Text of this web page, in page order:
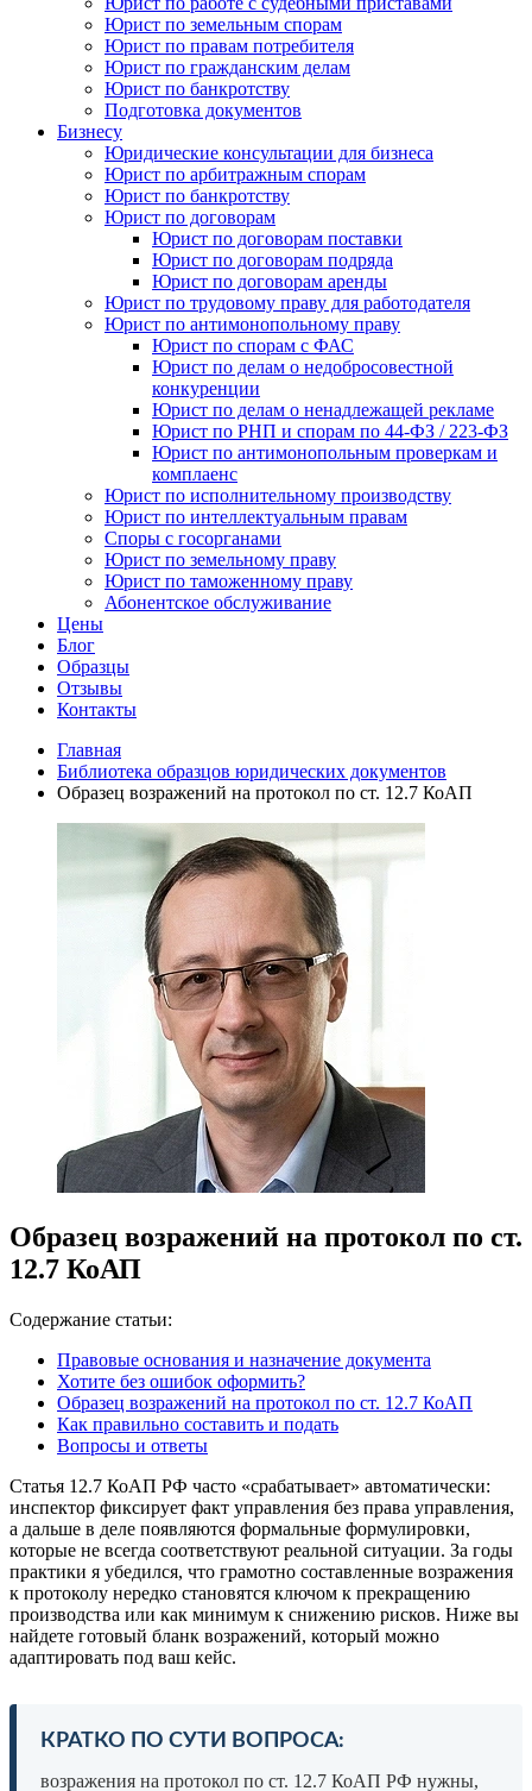
Юрист по земельным спорам
Юрист по правам потребителя
Юрист по гражданским делам
Юрист по банкротству
Подготовка документов
Бизнесу
Юридические консультации для бизнеса
Юрист по арбитражным спорам
Юрист по банкротству
Юрист по договорам
Юрист по договорам поставки
Юрист по договорам подряда
Юрист по договорам аренды
Юрист по трудовому праву для работодателя
Юрист по антимонопольному праву
Юрист по спорам с ФАС
Юрист по делам о недобросовестной
конкуренции
Юрист по делам о ненадлежащей рекламе
Юрист по РНП и спорам по 44-ФЗ / 223-ФЗ
Юрист по антимонопольным проверкам и
комплаенс
Юрист по исполнительному производству
Юрист по интеллектуальным правам
Споры с госорганами
Юрист по земельному праву
Юрист по таможенному праву
Абонентское обслуживание
Цены
Блог
Образцы
Отзывы
Контакты
Главная
Библиотека образцов юридических документов
Образец возражений на протокол по ст. 12.7 КоАП
Образец возражений на протокол по ст.
12.7 КоАП
Содержание статьи:
Правовые основания и назначение документа
Хотите без ошибок оформить?
Образец возражений на протокол по ст. 12.7 КоАП
Как правильно составить и подать
Вопросы и ответы
Статья 12.7 КоАП РФ часто «срабатывает» автоматически:
инспектор фиксирует факт управления без права управления,
а дальше в деле появляются формальные формулировки,
которые не всегда соответствуют реальной ситуации. За годы
практики я убедился, что грамотно составленные возражения
к протоколу нередко становятся ключом к прекращению
производства или как минимум к снижению рисков. Ниже вы
найдете готовый бланк возражений, который можно
адаптировать под ваш кейс.
КРАТКО ПО СУТИ ВОПРОСА:
возражения на протокол по ст. 12.7 КоАП РФ нужны,